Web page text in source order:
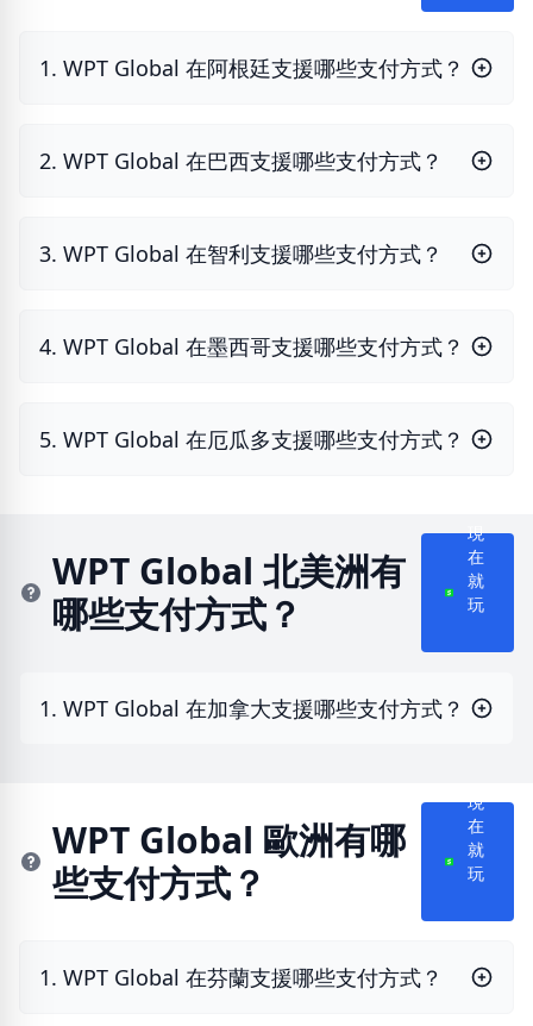
1. WPT Global 在阿根廷支援哪些支付方式？
2. WPT Global 在巴西支援哪些支付方式？
3. WPT Global 在智利支援哪些支付方式？
4. WPT Global 在墨西哥支援哪些支付方式？
5. WPT Global 在厄瓜多支援哪些支付方式？
WPT Global 北美洲有
哪些支付方式？
現
在
就
玩
1. WPT Global 在加拿大支援哪些支付方式？
WPT Global 歐洲有哪
些支付方式？
現
在
就
玩
1. WPT Global 在芬蘭支援哪些支付方式？